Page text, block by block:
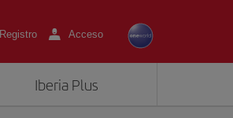
Registro Acceso
Iberia Plus